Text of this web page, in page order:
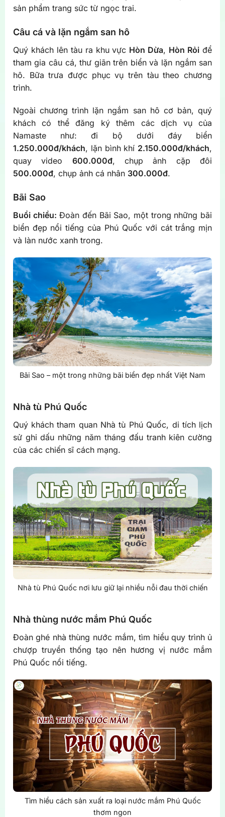
sản phẩm trang sức từ ngọc trai.
Câu cá và lặn ngắm san hô
Quý khách lên tàu ra khu vực Hòn Dừa, Hòn Rỏi để
tham gia câu cá, thư giãn trên biển và lặn ngắm san
hô. Bữa trưa được phục vụ trên tàu theo chương
trình.
Ngoài chương trình lặn ngắm san hô cơ bản, quý
khách có thể đăng ký thêm các dịch vụ của
Namaste như: đi bộ dưới đáy biển
1.250.000đ/khách, lặn bình khí 2.150.000đ/khách,
quay video 600.000đ, chụp ảnh cặp đôi
500.000đ, chụp ảnh cá nhân 300.000đ.
Bãi Sao
Buổi chiều: Đoàn đến Bãi Sao, một trong những bãi
biển đẹp nổi tiếng của Phú Quốc với cát trắng mịn
và làn nước xanh trong.
Bãi Sao – một trong những bãi biển đẹp nhất Việt Nam
Nhà tù Phú Quốc
Quý khách tham quan Nhà tù Phú Quốc, di tích lịch
sử ghi dấu những năm tháng đấu tranh kiên cường
của các chiến sĩ cách mạng.
Nhà tù Phú Quốc nơi lưu giữ lại nhiều nỗi đau thời chiến
Nhà thùng nước mắm Phú Quốc
Đoàn ghé nhà thùng nước mắm, tìm hiểu quy trình ủ
chượp truyền thống tạo nên hương vị nước mắm
Phú Quốc nổi tiếng.
Tìm hiểu cách sản xuất ra loại nước mắm Phú Quốc
thơm ngon